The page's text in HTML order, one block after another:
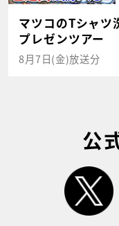
マツコのTシャツ
プレゼンツアー
8月7日(金)放送分
公